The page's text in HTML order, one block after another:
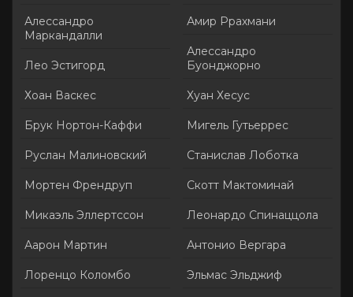
Алессандро
Маркандалли
Лео Эстигорд
Хоан Васкес
Брук Нортон-Каффи
Руслан Малиновский
Мортен Френдруп
Микаэль Эллертссон
Аарон Мартин
Лоренцо Коломбо
Амир Ррахмани
Алессандро
Буонджорно
Хуан Хесус
Мигель Гутьеррес
Станислав Лоботка
Скотт Мактоминай
Леонардо Спинаццола
Антонио Вергара
Эльмас Эльджиф